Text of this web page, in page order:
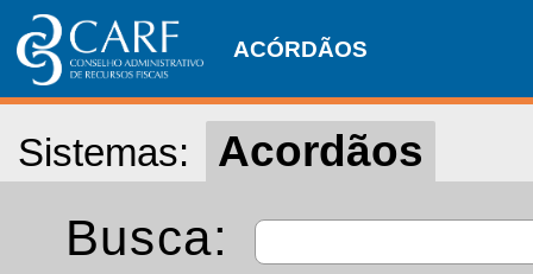
ACÓRDÃOS
Sistemas: Acordãos
Busca: